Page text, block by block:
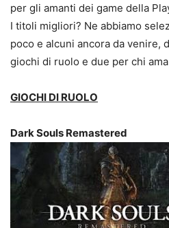
per gli amanti dei game della
I titoli migliori? Ne abbiamo
poco e alcuni ancora da venire,
giochi di ruolo e due per chi ama
GIOCHI DI RUOLO
Dark Souls Remastered